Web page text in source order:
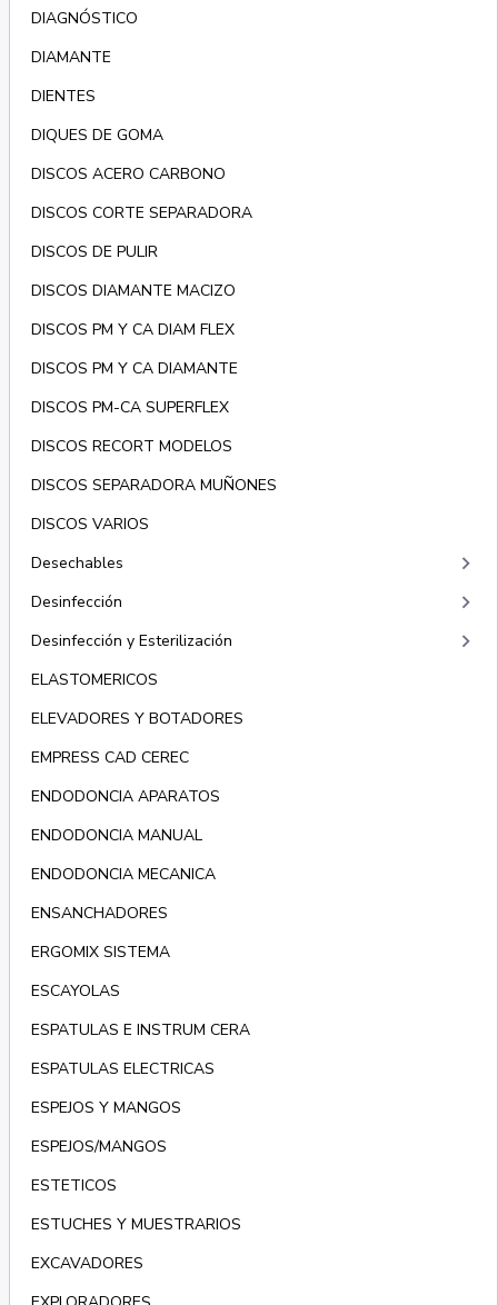
DIAGNÓSTICO
DIAMANTE
DIENTES
DIQUES DE GOMA
DISCOS ACERO CARBONO
DISCOS CORTE SEPARADORA
DISCOS DE PULIR
DISCOS DIAMANTE MACIZO
DISCOS PM Y CA DIAM FLEX
DISCOS PM Y CA DIAMANTE
DISCOS PM-CA SUPERFLEX
DISCOS RECORT MODELOS
DISCOS SEPARADORA MUÑONES
DISCOS VARIOS
Desechables
keyboard_arrow_right
Desinfección keyboard_arrow_right
Desinfección y Esterilización keyboard_arrow_right
ELASTOMERICOS
ELEVADORES Y BOTADORES
EMPRESS CAD CEREC
ENDODONCIA APARATOS
ENDODONCIA MANUAL
ENDODONCIA MECANICA
ENSANCHADORES
ERGOMIX SISTEMA
ESCAYOLAS
ESPATULAS E INSTRUM CERA
ESPATULAS ELECTRICAS
ESPEJOS Y MANGOS
ESPEJOS/MANGOS
ESTETICOS
ESTUCHES Y MUESTRARIOS
EXCAVADORES